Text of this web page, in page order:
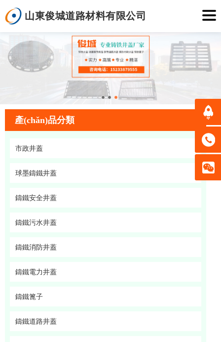
山東俊城道路材料有限公司
產(chǎn)品分類
市政井蓋
球墨鑄鐵井蓋
鑄鐵安全井蓋
鑄鐵污水井蓋
鑄鐵消防井蓋
鑄鐵電力井蓋
鑄鐵篦子
鑄鐵道路井蓋